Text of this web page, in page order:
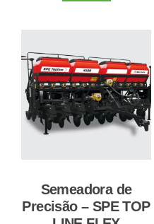
Semeadora de
Precisão – SPE TOP